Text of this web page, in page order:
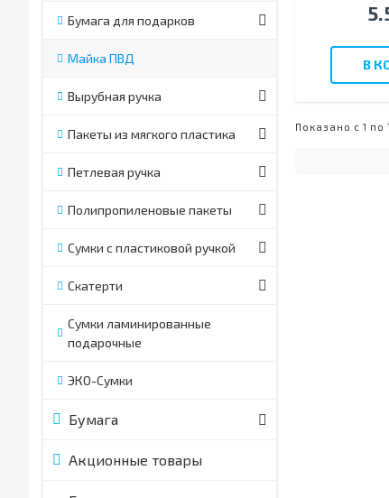
Бумага для подарков
Майка ПВД
Вырубная ручка
Пакеты из мягкого пластика
Петлевая ручка
Полипропиленовые пакеты
Сумки с пластиковой ручкой
Скатерти
Сумки ламинированные
подарочные
ЭКО-Сумки
Бумага
Акционные товары
В
Показано с 1 по